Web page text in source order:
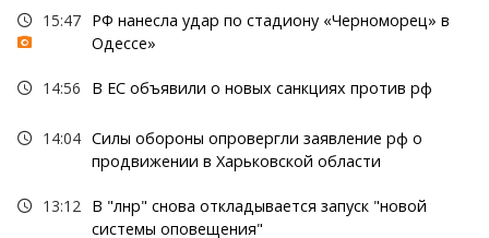
15:47 РФ нанесла удар по стадиону «Черноморец» в
Одессе»
14:56 В ЕС объявили о новых санкциях против рф
14:04 Силы обороны опровергли заявление рф о
продвижении в Харьковской области
13:12 В "лнр" снова откладывается запуск "новой
системы оповещения"